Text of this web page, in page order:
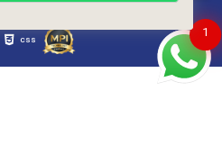
(Lei 9610 de 19/02/1998)
CSS
1